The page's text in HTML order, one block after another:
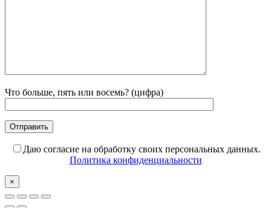
Что больше, пять или восемь? (цифра)
Даю согласие на обработку своих персональных данных.
Политика конфиденциальности
×